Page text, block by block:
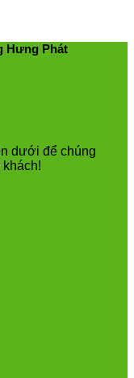
Hưng Phát
n dưới để chúng
khách!